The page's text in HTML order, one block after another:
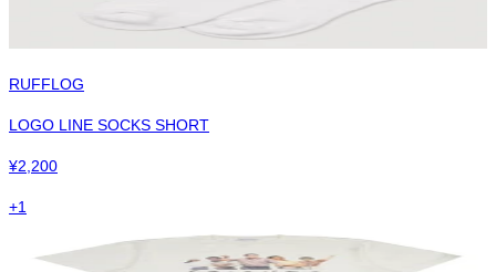
RUFFLOG
LOGO LINE SOCKS SHORT
¥2,200
+1